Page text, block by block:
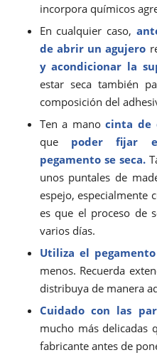
incorpora químicos
En cualquier caso,
de abrir un agujero
y acondicionar la
estar seca también
composición del
Ten a manocinta de
que poder fijar
pegamento se seca.
unos puntales de
espejo, especialmente
es que el proceso de
varios días.
Utiliza el
menos. Recuerda
distribuya de manera
Cuidado con las
mucho más delicadas
fabricante antes de